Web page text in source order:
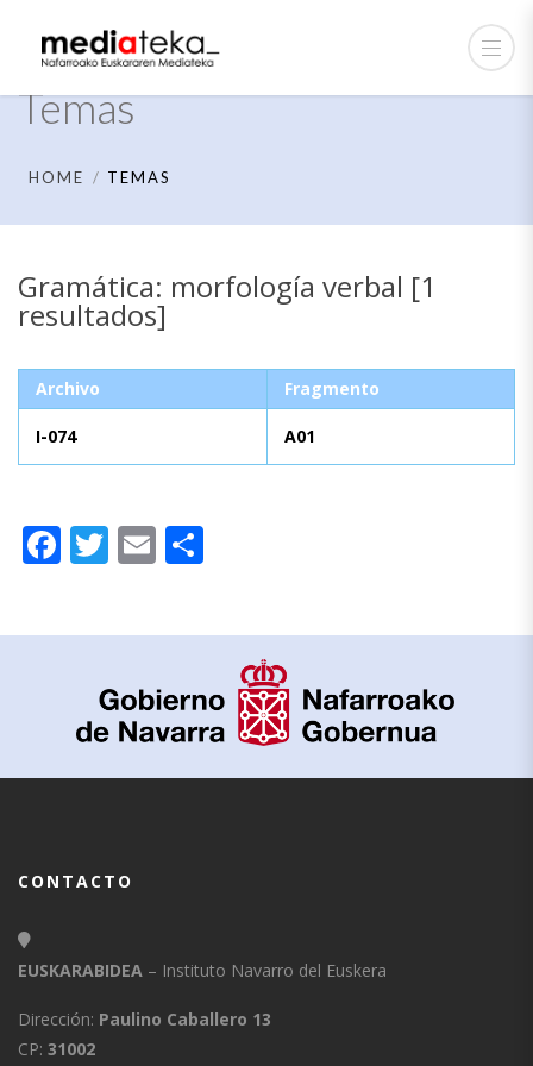
Temas
HOME TEMAS
Gramática: morfología verbal [1
resultados]
Archivo Fragmento
I-074 A01
Facebook
Twitter
Email
CONTACTO
EUSKARABIDEA – Instituto Navarro del Euskera
Dirección: Paulino Caballero 13
CP: 31002